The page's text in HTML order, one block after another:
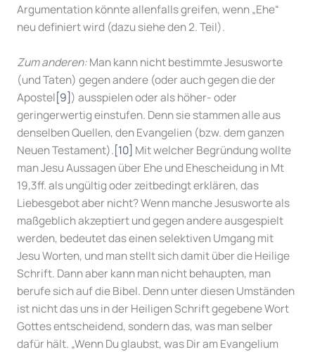
Argumentation könnte allenfalls greifen, wenn „Ehe“
neu definiert wird (dazu siehe den 2. Teil).
Zum anderen:Man kann nicht bestimmte Jesusworte
(und Taten) gegen andere (oder auch gegen die der
Apostel[9]) ausspielen oder als höher- oder
geringerwertig einstufen. Denn sie stammen alle aus
denselben Quellen, den Evangelien (bzw. dem ganzen
Neuen Testament).[10] Mit welcher Begründung wollte
man Jesu Aussagen über Ehe und Ehescheidung in Mt
19,3ff. als ungültig oder zeitbedingt erklären, das
Liebesgebot aber nicht? Wenn manche Jesusworte als
maßgeblich akzeptiert und gegen andere ausgespielt
werden, bedeutet das einen selektiven Umgang mit
Jesu Worten, und man stellt sich damit über die Heilige
Schrift. Dann aber kann man nicht behaupten, man
berufe sich auf die Bibel. Denn unter diesen Umständen
ist nicht das uns in der Heiligen Schrift gegebene Wort
Gottes entscheidend, sondern das, was man selber
dafür hält. „Wenn Du glaubst, was Dir am Evangelium